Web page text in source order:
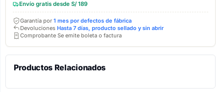
Envío gratis desde S/ 189
Garantía por 1 mes por defectos de fábrica
Devoluciones Hasta 7 días, producto sellado y sin abrir
Comprobante Se emite boleta o factura
Productos Relacionados